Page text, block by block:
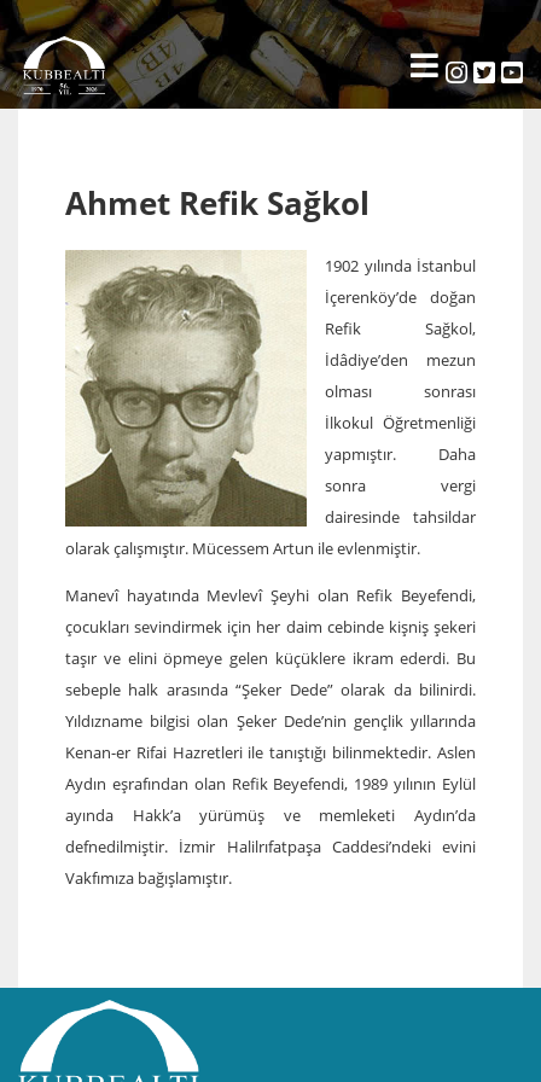
Ahmet Refik Sağkol
1902 yılında İstanbul
İçerenköy’de doğan
Refik Sağkol,
İdâdiye’den mezun
olması sonrası
İlkokul Öğretmenliği
yapmıştır. Daha
sonra vergi
dairesinde tahsildar
olarak çalışmıştır. Mücessem Artun ile evlenmiştir.
Manevî hayatında Mevlevî Şeyhi olan Refik Beyefendi,
çocukları sevindirmek için her daim cebinde kişniş şekeri
taşır ve elini öpmeye gelen küçüklere ikram ederdi. Bu
sebeple halk arasında “Şeker Dede” olarak da bilinirdi.
Yıldızname bilgisi olan Şeker Dede’nin gençlik yıllarında
Kenan-er Rifai Hazretleri ile tanıştığı bilinmektedir. Aslen
Aydın eşrafından olan Refik Beyefendi, 1989 yılının Eylül
ayında Hakk’a yürümüş ve memleketi Aydın’da
defnedilmiştir. İzmir Halilrıfatpaşa Caddesi’ndeki evini
Vakfımıza bağışlamıştır.